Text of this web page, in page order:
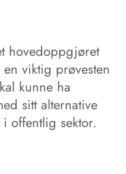
hovedoppgjøret
viktig prøvesten
kunne ha
sitt alternative
offentlig sektor.